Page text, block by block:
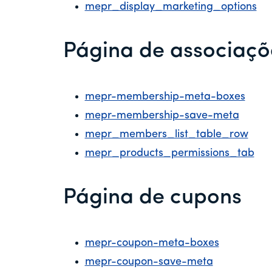
mepr_display_marketing_options
Página de
mepr-membership-meta-boxes
mepr-membership-save-meta
mepr_members_list_table_row
mepr_products_permissions_tab
Página de cupons
mepr-coupon-meta-boxes
mepr-coupon-save-meta